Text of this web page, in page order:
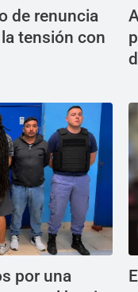
de renuncia
tensión con
por una